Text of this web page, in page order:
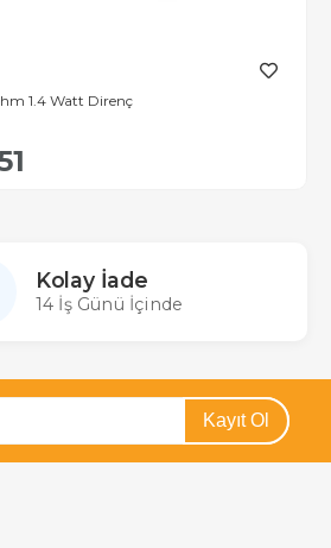
1.4 Watt Direnç
Kolay İade
14 İş Günü İçinde
Kayıt Ol